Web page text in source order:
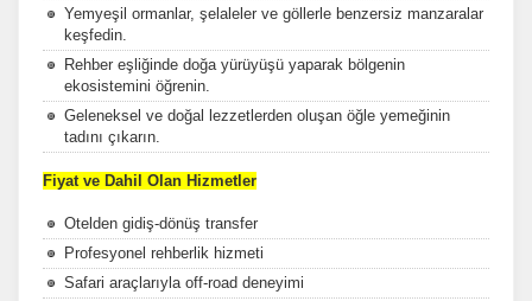
devre dışı bırakılamaz.
İstatistik Çerezleri
Ziyaretçilerin siteyi nasıl kullandığını anonim olarak ölçeriz.
zorluk yaşadığını anlamamıza yardımcı olur.
Yemyeşil ormanlar, şelaleler ve göllerle benzersiz manzaralar
keşfedin.
Rehber eşliğinde doğa yürüyüşü yaparak bölgenin
ekosistemini öğrenin.
Geleneksel ve doğal lezzetlerden oluşan öğle yemeğinin
tadını çıkarın.
Fiyat ve Dahil Olan Hizmetler
Otelden gidiş-dönüş transfer
Profesyonel rehberlik hizmeti
Safari araçlarıyla off-road deneyimi